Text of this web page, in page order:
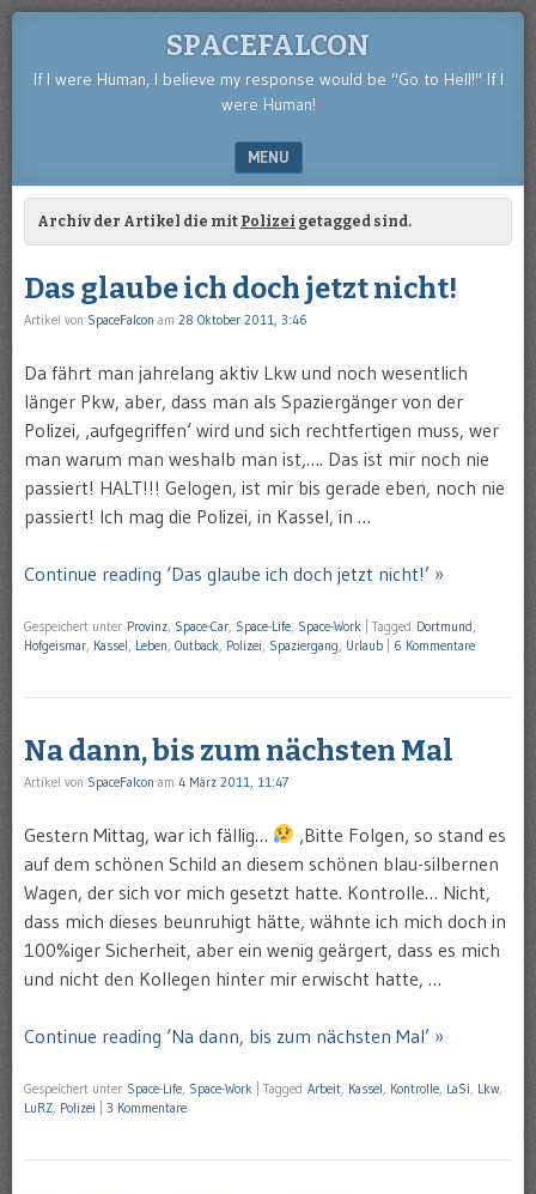
SPACEFALCON
If I were Human, I believe my response would be "Go to Hell!" If I
were Human!
MENU
SKIP TO CONTENT
Archiv der Artikel die mit Polizei getagged sind.
Das glaube ich doch jetzt nicht!
Artikel von SpaceFalcon am 28 Oktober 2011, 3:46
Da fährt man jahrelang aktiv Lkw und noch wesentlich
länger Pkw, aber, dass man als Spaziergänger von der
Polizei, ‚aufgegriffen‘ wird und sich rechtfertigen muss, wer
man warum man weshalb man ist,…. Das ist mir noch nie
passiert! HALT!!! Gelogen, ist mir bis gerade eben, noch nie
passiert! Ich mag die Polizei, in Kassel, in …
Continue reading ‘Das glaube ich doch jetzt nicht!’ »
Gespeichert unter Provinz, Space-Car, Space-Life, Space-Work Tagged Dortmund,
Hofgeismar, Kassel, Leben, Outback, Polizei, Spaziergang, Urlaub 6 Kommentare
Na dann, bis zum nächsten Mal
Artikel von SpaceFalcon am 4 März 2011, 11:47
Gestern Mittag, war ich fällig…
‚Bitte Folgen‚ so stand es
auf dem schönen Schild an diesem schönen blau-silbernen
Wagen, der sich vor mich gesetzt hatte. Kontrolle… Nicht,
dass mich dieses beunruhigt hätte, wähnte ich mich doch in
100%iger Sicherheit, aber ein wenig geärgert, dass es mich
und nicht den Kollegen hinter mir erwischt hatte, …
Continue reading ‘Na dann, bis zum nächsten Mal’ »
Gespeichert unter Space-Life Space-Work Tagged Arbeit Kassel Kontrolle LaSi Lkw,
LuRZ Polizei 3 Kommentare